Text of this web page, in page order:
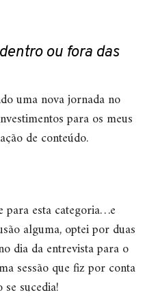
ou fora das
uma nova jornada no
para os meus
de conteúdo.
esta categoria…e
alguma, optei por duas
dia da entrevista para o
sessão que fiz por conta
sucedia!